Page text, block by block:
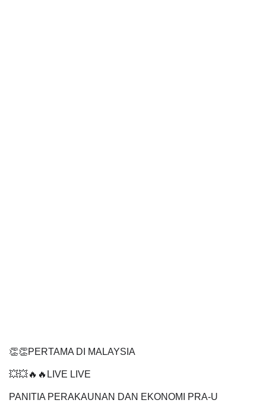
👏👏PERTAMA DI MALAYSIA
💥💥🔥🔥LIVE LIVE
PANITIA PERAKAUNAN DAN EKONOMI PRA-U